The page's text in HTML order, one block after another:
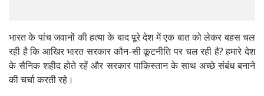
भारत के पांच जवानों की हत्या के बाद पूरे देश में एक बात को लेकर बहस चल
रही है कि आखिर भारत सरकार कौन-सी कूटनीति पर चल रही है? हमारे देश
के सैनिक शहीद होते रहें और सरकार पाकिस्तान के साथ अच्छे संबंध बनाने
की चर्चा करती रहे।